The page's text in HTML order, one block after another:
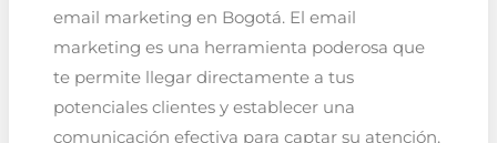
email marketing en Bogotá. El email
marketing es una herramienta poderosa que
te permite llegar directamente a tus
potenciales clientes y establecer una
comunicación efectiva para captar su atención.